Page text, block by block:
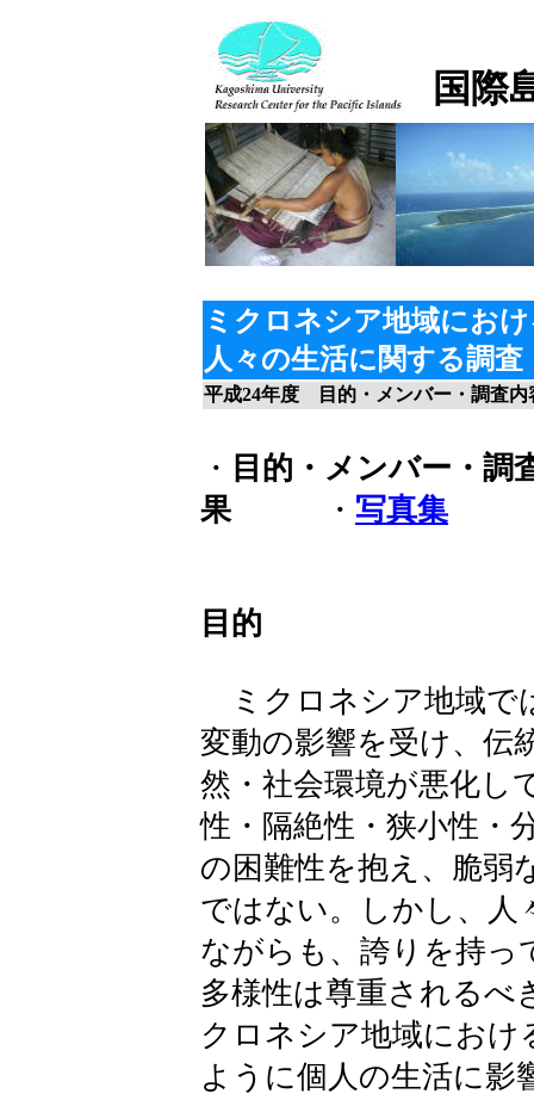
国際
ミクロネシア地域にお
人々の生活に関する調査
平成24年度 目的・メンバー・調査内
・ 目的・メンバー・調
果・ 写真集
目的
ミクロネシア地域で
変動の影響を受け、伝
然・社会環境が悪化し
性・隔絶性・狭小性・
の困難性を抱え、脆弱
ではない。しかし、人
ながらも、誇りを持っ
多様性は尊重されるべ
クロネシア地域におけ
ように個人の生活に